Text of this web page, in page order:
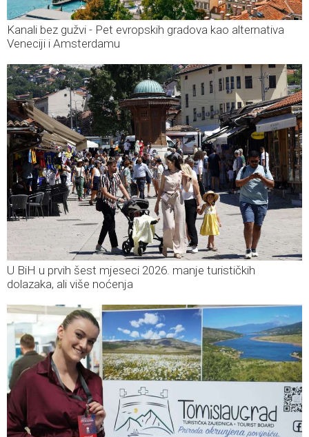
Kanali bez gužvi - Pet evropskih gradova kao alternativa
Veneciji i Amsterdamu
U BiH u prvih šest mjeseci 2026. manje turističkih
dolazaka, ali više noćenja